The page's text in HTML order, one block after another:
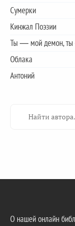
Сумерки
Кинжал Поэзии
Ты — мой демон,
Облака
Антоний
О нашей онлайн